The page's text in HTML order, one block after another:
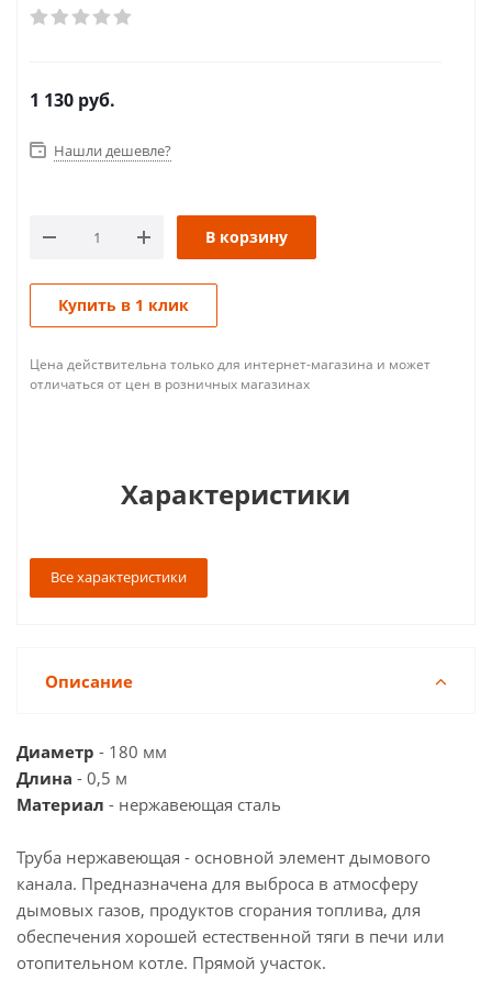
1 130 руб.
Нашли дешевле?
В корзину
Купить в 1 клик
Цена действительна только для интернет-магазина и может
отличаться от цен в розничных магазинах
Характеристики
Все характеристики
Описание
Диаметр - 180 мм
Длина - 0,5 м
Материал - нержавеющая сталь
Труба нержавеющая - основной элемент дымового
канала. Предназначена для выброса в атмосферу
дымовых газов, продуктов сгорания топлива, для
обеспечения хорошей естественной тяги в печи или
отопительном котле. Прямой участок.